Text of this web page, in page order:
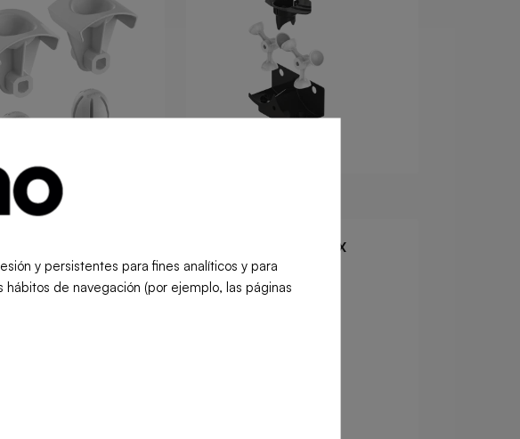
Kit Manches Inox
Food Service
y persistentes para fines analíticos y para
de navegación (por ejemplo, las páginas